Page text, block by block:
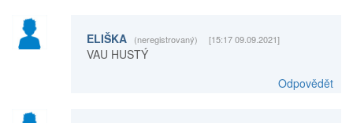
ELIŠKA (neregistrovaný) [15:17 09.09.2021]
VAU HUSTÝ
Odpovědět